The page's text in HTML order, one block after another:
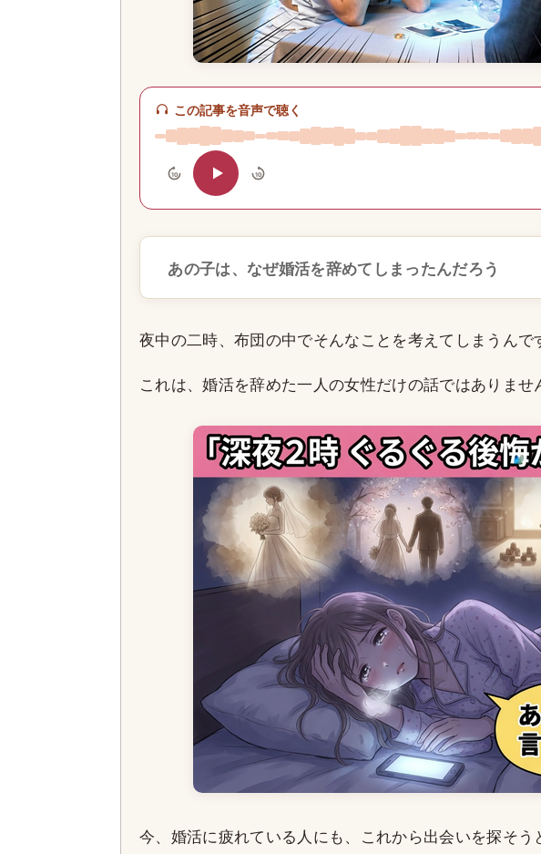
この記事を音声で聴く
10 10
あの子は、なぜ婚活を辞めてしまったんだろう
夜中の二時、布団の中でそんなことを考えてしまうんで
これは、婚活を辞めた一人の女性だけの話ではありませ
今、婚活に疲れている人にも、これから出会いを探そ